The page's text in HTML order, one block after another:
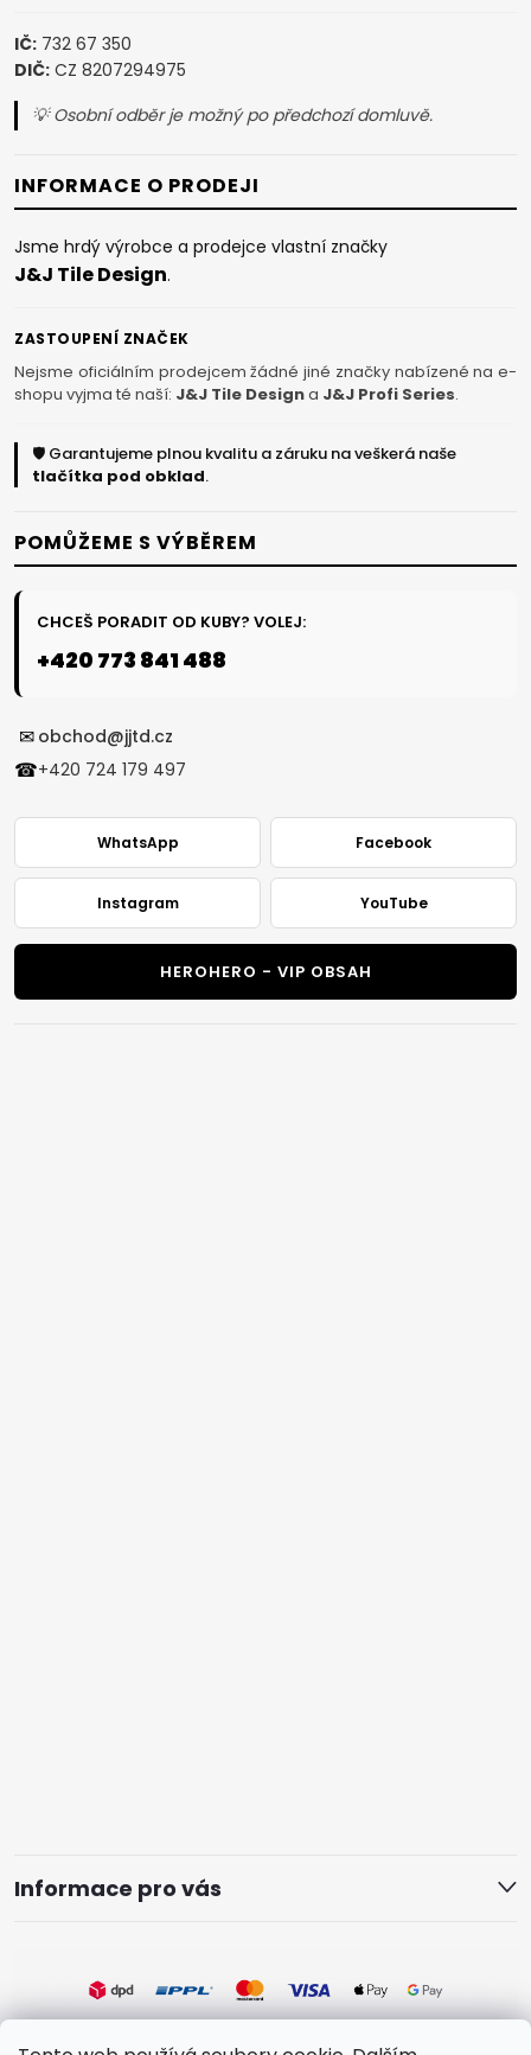
IČ: 732 67 350
DIČ: CZ 8207294975
💡 Osobní odběr je možný po předchozí domluvě.
INFORMACE O PRODEJI
Jsme hrdý výrobce a prodejce vlastní značky
J&J Tile Design.
ZASTOUPENÍ ZNAČEK
Nejsme oficiálním prodejcem žádné jiné značky nabízené na e-
shopu vyjma té naší: J&J Tile Designa J&J Profi Series.
🛡️ Garantujeme plnou kvalitu a záruku na veškerá naše
tlačítka pod obklad.
POMŮŽEME S VÝBĚREM
CHCEŠ PORADIT OD KUBY? VOLEJ:
+420 773 841 488
✉ obchod@jjtd.cz
☎+420 724 179 497
WhatsApp Facebook
Instagram YouTube
HEROHERO - VIP OBSAH
Informace pro vás